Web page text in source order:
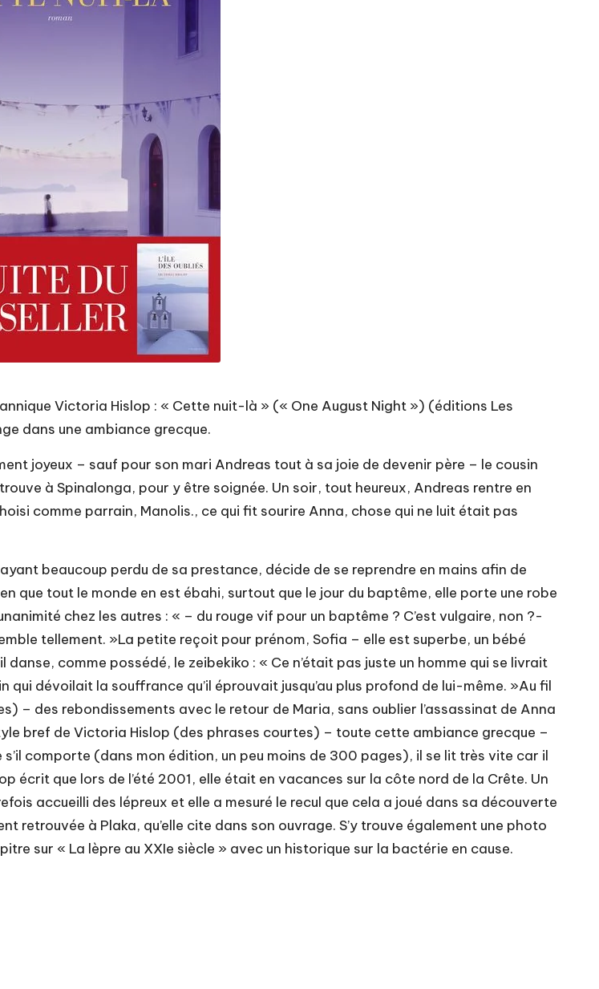
Victoria Hislop : « Cette nuit-là » (« One August Night ») (éditions Les
dans une ambiance grecque.
joyeux – sauf pour son mari Andreas tout à sa joie de devenir père – le cousin
à Spinalonga, pour y être soignée. Un soir, tout heureux, Andreas rentre en
comme parrain, Manolis., ce qui fit sourire Anna, chose qui ne luit était pas
beaucoup perdu de sa prestance, décide de se reprendre en mains afin de
que tout le monde en est ébahi, surtout que le jour du baptême, elle porte une robe
chez les autres : « – du rouge vif pour un baptême ? C’est vulgaire, non ?-
tellement. »La petite reçoit pour prénom, Sofia – elle est superbe, un bébé
comme possédé, le zeibekiko : « Ce n’était pas juste un homme qui se livrait
dévoilait la souffrance qu’il éprouvait jusqu’au plus profond de lui-même. »Au fil
– des rebondissements avec le retour de Maria, sans oublier l’assassinat de Anna
bref de Victoria Hislop (des phrases courtes) – toute cette ambiance grecque –
comporte (dans mon édition, un peu moins de 300 pages), il se lit très vite car il
écrit que lors de l’été 2001, elle était en vacances sur la côte nord de la Crête. Un
accueilli des lépreux et elle a mesuré le recul que cela a joué dans sa découverte
retrouvée à Plaka, qu’elle cite dans son ouvrage. S’y trouve également une photo
sur « La lèpre au XXIe siècle » avec un historique sur la bactérie en cause.